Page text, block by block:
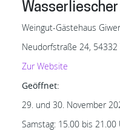
Weingut-Gästehaus
Neudorfstraße 24, 54332
Zur Website
Geöffnet:
29. und 30. November
Samstag: 15.00 bis